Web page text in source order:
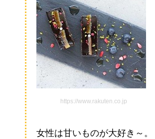
https://www.rakuten.co.jp
女性は甘いものが大好き～。